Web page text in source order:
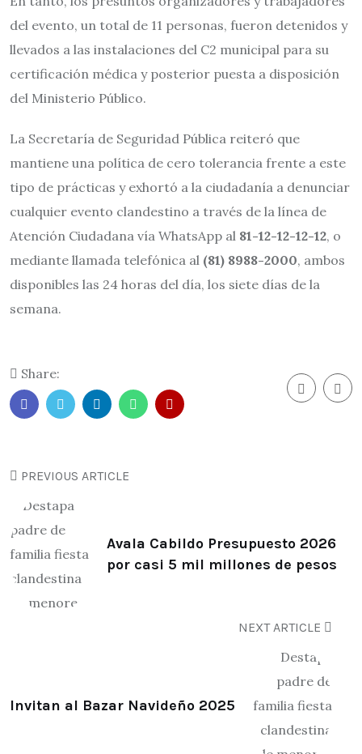
del evento, un total de 11 personas, fueron detenidos y
llevados a las instalaciones del C2 municipal para su
certificación médica y posterior puesta a disposición
del Ministerio Público.
La Secretaría de Seguridad Pública reiteró que
mantiene una política de cero tolerancia frente a este
tipo de prácticas y exhortó a la ciudadanía a denunciar
cualquier evento clandestino a través de la línea de
Atención Ciudadana vía WhatsApp al 81-12-12-12-12, o
mediante llamada telefónica al (81) 8988-2000, ambos
disponibles las 24 horas del día, los siete días de la
semana.
Share:
PREVIOUS ARTICLE
Avala Cabildo Presupuesto 2026
por casi 5 mil millones de pesos
NEXT ARTICLE
Invitan al Bazar Navideño 2025